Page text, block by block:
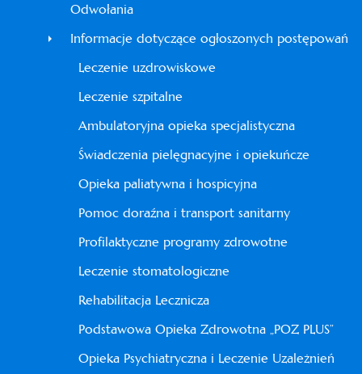
Odwołania
Informacje dotyczące ogłoszonych postępowań
Leczenie uzdrowiskowe
Leczenie szpitalne
Ambulatoryjna opieka specjalistyczna
Świadczenia pielęgnacyjne i opiekuńcze
Opieka paliatywna i hospicyjna
Pomoc doraźna i transport sanitarny
Profilaktyczne programy zdrowotne
Leczenie stomatologiczne
Rehabilitacja Lecznicza
Podstawowa Opieka Zdrowotna „POZ PLUS”
Opieka Psychiatryczna i Leczenie Uzależnień